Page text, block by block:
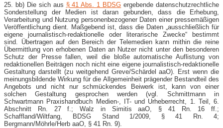
25. bb) Die sich aus § 41 Abs. 1 BDSG ergebende datenschutzrechtliche
Sonderstellung der Medien ist daran gebunden, dass die Erhebung,
Verarbeitung und Nutzung personenbezogener Daten einer pressemäßigen
Veröffentlichung dient. Maßgebend ist, dass die Daten „ausschließlich für
eigene journalistisch-​redaktionelle oder literarische Zwecke“ bestimmt
sind. Übertragen auf den Bereich der Telemedien kann mithin die reine
Übermittlung von erhobenen Daten an Nutzer nicht unter den besonderen
Schutz der Presse fallen, weil die bloße automatische Auflistung von
redaktionellen Beiträgen noch nicht eine eigene journalistisch-​redaktionelle
Gestaltung darstellt (zu weitgehend Greve/Schärdel aaO). Erst wenn die
meinungsbildende Wirkung für die Allgemeinheit prägender Bestandteil des
Angebots und nicht nur schmückendes Beiwerk ist, kann von einer
solchen Gestaltung gesprochen werden (vgl. Schmittmann in
Schwartmann Praxishandbuch Medien-​, IT- und Urheberrecht, 1. Teil, 6.
Abschnitt Rn. 27 f.; Walz in Simitis aaO, § 41 Rn. 16 ff.;
Schaffland/Wiltfang, BDSG Stand 1/2009, § 41 Rn. 4;
Bergmann/Möhrle/Herb aaO, § 41 Rn. 9).